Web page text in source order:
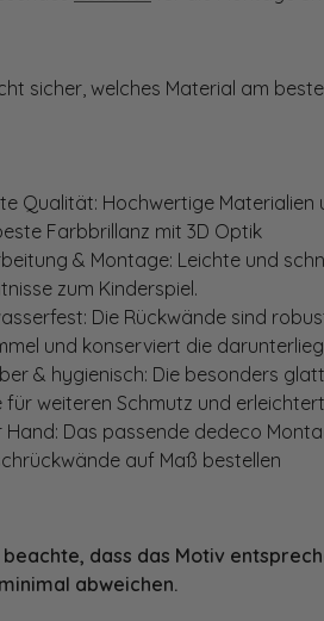
sicher, welches Material am
Qualität: Hochwertige
Farbbrillanz mit 3D Optik
& Montage: Leichte und
zum Kinderspiel.
Die Rückwände sind
und konserviert die
& hygienisch: Die besonders
weiteren Schmutz und
Hand: Das passende dedeco
auf Maß bestellen
dass das Motiv
abweichen.